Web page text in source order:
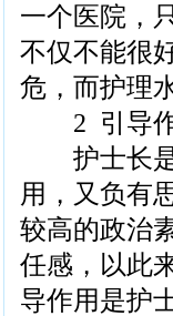
一个医院，
不仅不能很
危，而护理
2 引导
护士长是
用，又负有
较高的政治
任感，以此
导作用是护